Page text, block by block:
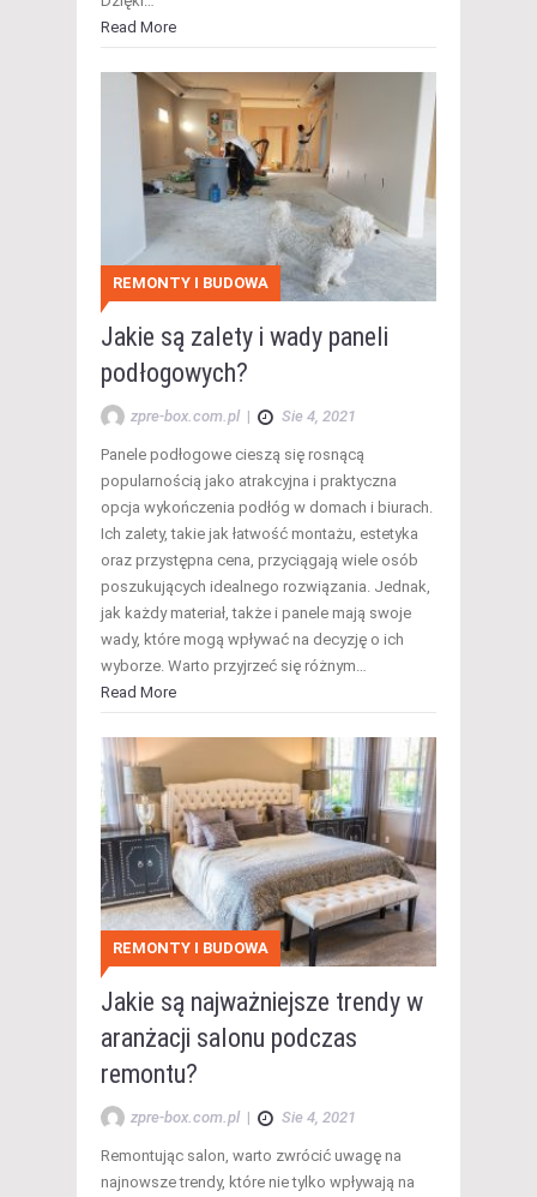
Read More
REMONTY I BUDOWA
Jakie są zalety i wady paneli
podłogowych?
zpre-box.com.pl | Sie 4, 2021
Panele podłogowe cieszą się rosnącą
popularnością jako atrakcyjna i praktyczna
opcja wykończenia podłóg w domach i biurach.
Ich zalety, takie jak łatwość montażu, estetyka
oraz przystępna cena, przyciągają wiele osób
poszukujących idealnego rozwiązania. Jednak,
jak każdy materiał, także i panele mają swoje
wady, które mogą wpływać na decyzję o ich
wyborze. Warto przyjrzeć się różnym…
Read More
REMONTY I BUDOWA
Jakie są najważniejsze trendy w
aranżacji salonu podczas
remontu?
zpre-box.com.pl | Sie 4, 2021
Remontując salon, warto zwrócić uwagę na
najnowsze trendy, które nie tylko wpływają na